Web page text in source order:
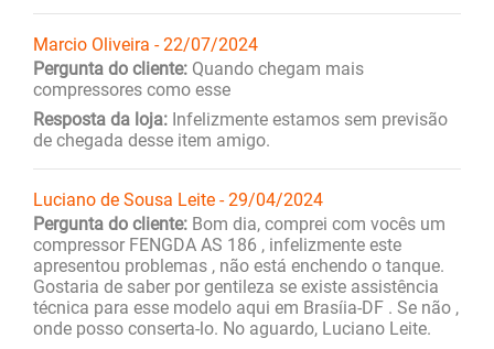
Marcio Oliveira - 22/07/2024
Pergunta do cliente: Quando chegam mais
compressores como esse
Resposta da loja: Infelizmente estamos sem previsão
de chegada desse item amigo.
Luciano de Sousa Leite - 29/04/2024
Pergunta do cliente: Bom dia, comprei com vocês um
compressor FENGDA AS 186 , infelizmente este
apresentou problemas , não está enchendo o tanque.
Gostaria de saber por gentileza se existe assistência
técnica para esse modelo aqui em Brasíia-DF . Se não ,
onde posso conserta-lo. No aguardo, Luciano Leite.